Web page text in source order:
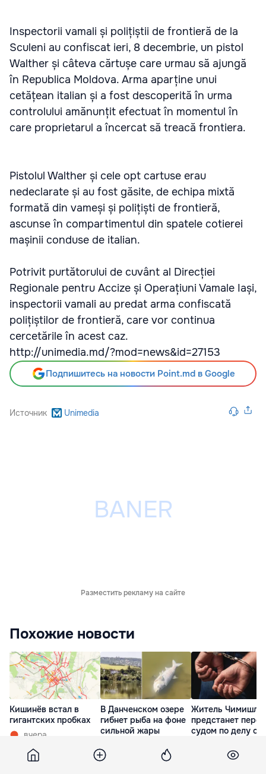
Inspectorii vamali și polițiștii de frontieră de la
Sculeni au confiscat ieri, 8 decembrie, un pistol
Walther și câteva cărtușe care urmau să ajungă
în Republica Moldova. Arma aparține unui
cetățean italian și a fost descoperită în urma
controlului amănunțit efectuat în momentul în
care proprietarul a încercat să treacă frontiera.
Pistolul Walther și cele opt cartuse erau
nedeclarate și au fost găsite, de echipa mixtă
formată din vameși și polițiști de frontieră,
ascunse în compartimentul din spatele cotierei
mașinii conduse de italian.
Potrivit purtătorului de cuvânt al Direcției
Regionale pentru Accize și Operațiuni Vamale Iași,
inspectorii vamali au predat arma confiscată
polițiștilor de frontieră, care vor continua
cercetările în acest caz.
http://unimedia.md/?mod=news&id=27153
Подпишитесь на новости Point.md в Google
Источник Unimedia
Разместить рекламу на сайте
Похожие новости
Кишинёв встал в
гигантских пробках
вчера
В Данченском озере
гибнет рыба на фоне
сильной жары
Житель
предстанет перед
судом по делу об
сожительницы